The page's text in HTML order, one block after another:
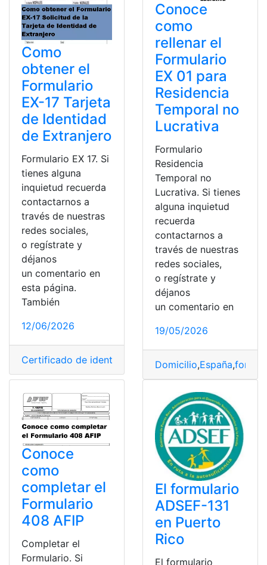
Como
obtener el
Formulario
EX-17 Tarjeta
de Identidad
de Extranjero
Formulario EX 17. Si
tienes alguna
inquietud recuerda
contactarnos a
través de nuestras
redes sociales,
o regístrate y
déjanos
un comentario en
esta página.
También
12/06/2026
Certificado de identidad España ,Extranjero ,formulario
Conoce
como
rellenar el
Formulario
EX 01 para
Residencia
Temporal no
Lucrativa
Formulario
Residencia
Temporal no
Lucrativa. Si tienes
alguna inquietud
recuerda
contactarnos a
través de nuestras
redes sociales,
o regístrate y
déjanos
un comentario en
19/05/2026
Domicilio,España,
Conoce
como
completar el
Formulario
408 AFIP
Completar el
Formulario. Si
El formulario
ADSEF-131
en Puerto
Rico
El formulario